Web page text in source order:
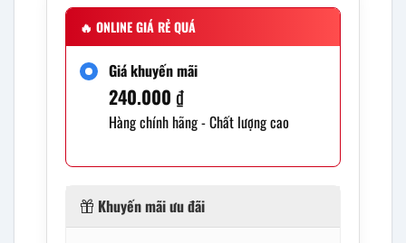
🔥 ONLINE GIÁ RẺ QUÁ
Giá khuyến mãi
240.000 ₫
Hàng chính hãng - Chất lượng cao
Khuyến mãi ưu đãi